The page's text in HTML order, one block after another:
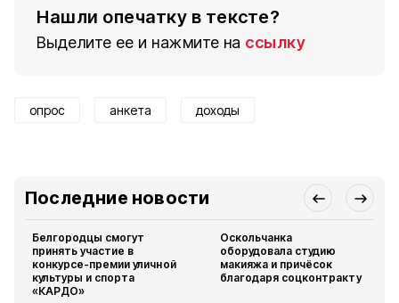
Нашли опечатку в тексте?
Выделите ее и нажмите на ссылку
опрос анкета доходы
Последние новости
Белгородцы смогут
принять участие в
конкурсе-премии уличной
культуры и спорта
«КАРДО»
Оскольчанка
оборудовала студию
макияжа и причёсок
благодаря соцконтракту